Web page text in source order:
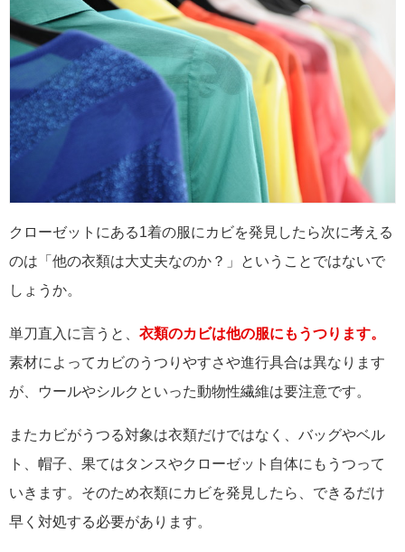
クローゼットにある1着の服にカビを発見したら次に考える
のは「他の衣類は大丈夫なのか？」ということではないで
しょうか。
単刀直入に言うと、 衣類のカビは他の服にもうつります。
素材によってカビのうつりやすさや進行具合は異なります
が、ウールやシルクといった動物性繊維は要注意です。
またカビがうつる対象は衣類だけではなく、バッグやベル
ト、帽子、果てはタンスやクローゼット自体にもうつって
いきます。そのため衣類にカビを発見したら、できるだけ
早く対処する必要があります。